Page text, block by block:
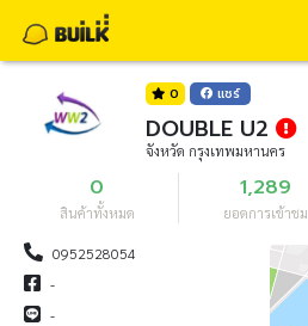
0 แชร์
DOUBLE U2
จังหวัด กรุงเทพมหานคร
0
สินค้าทั้งหมด
1,289
ยอดการเข้าชม
0952528054
-
-